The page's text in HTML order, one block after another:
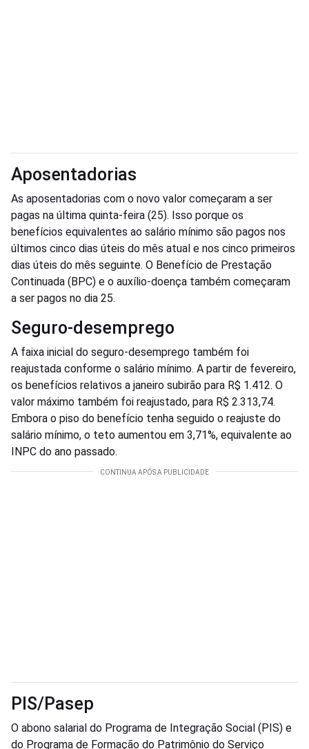
Aposentadorias
As aposentadorias com o novo valor começaram a ser
pagas na última quinta-feira (25). Isso porque os
benefícios equivalentes ao salário mínimo são pagos nos
últimos cinco dias úteis do mês atual e nos cinco primeiros
dias úteis do mês seguinte. O Benefício de Prestação
Continuada (BPC) e o auxílio-doença também começaram
a ser pagos no dia 25.
Seguro-desemprego
A faixa inicial do seguro-desemprego também foi
reajustada conforme o salário mínimo. A partir de fevereiro,
os benefícios relativos a janeiro subirão para R$ 1.412. O
valor máximo também foi reajustado, para R$ 2.313,74.
Embora o piso do benefício tenha seguido o reajuste do
salário mínimo, o teto aumentou em 3,71%, equivalente ao
INPC do ano passado.
PIS/Pasep
O abono salarial do Programa de Integração Social (PIS) e
do Programa de Formação do Patrimônio do Serviço